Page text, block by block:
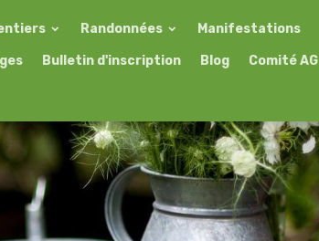
Randonnées Manifestations
Bulletin d'inscription Blog Comité AG